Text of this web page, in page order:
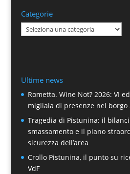
Categorie
Categorie
Ultime news
Rometta. Wine Not? 2026: VI
migliaia di presenze nel borgo
Tragedia di Pistunina: il
smassamento e il piano
sicurezza dell’area
Crollo Pistunina, il punto su
VdF